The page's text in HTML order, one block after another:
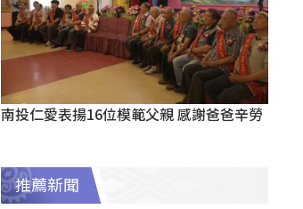
南投仁愛表揚16位模範父親 感謝爸爸辛勞
推薦新聞